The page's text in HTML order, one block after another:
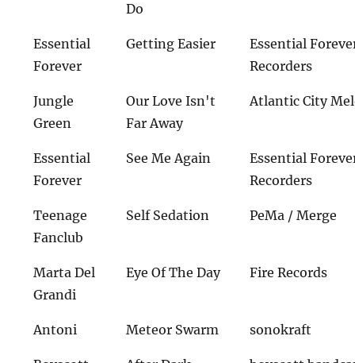
Do
Essential
Forever
Getting Easier
Essential
Recorders
Jungle
Green
Our Love Isn't
Far Away
Atlantic City
Essential
Forever
See Me Again
Essential
Recorders
Teenage
Fanclub
Self Sedation PeMa / Merge
Marta Del
Grandi
Eye Of The Day Fire Records
Antoni Meteor Swarm sonokraft